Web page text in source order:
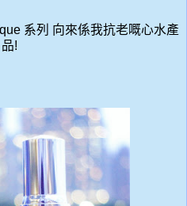
系列 向來係我抗老嘅心水產
品!